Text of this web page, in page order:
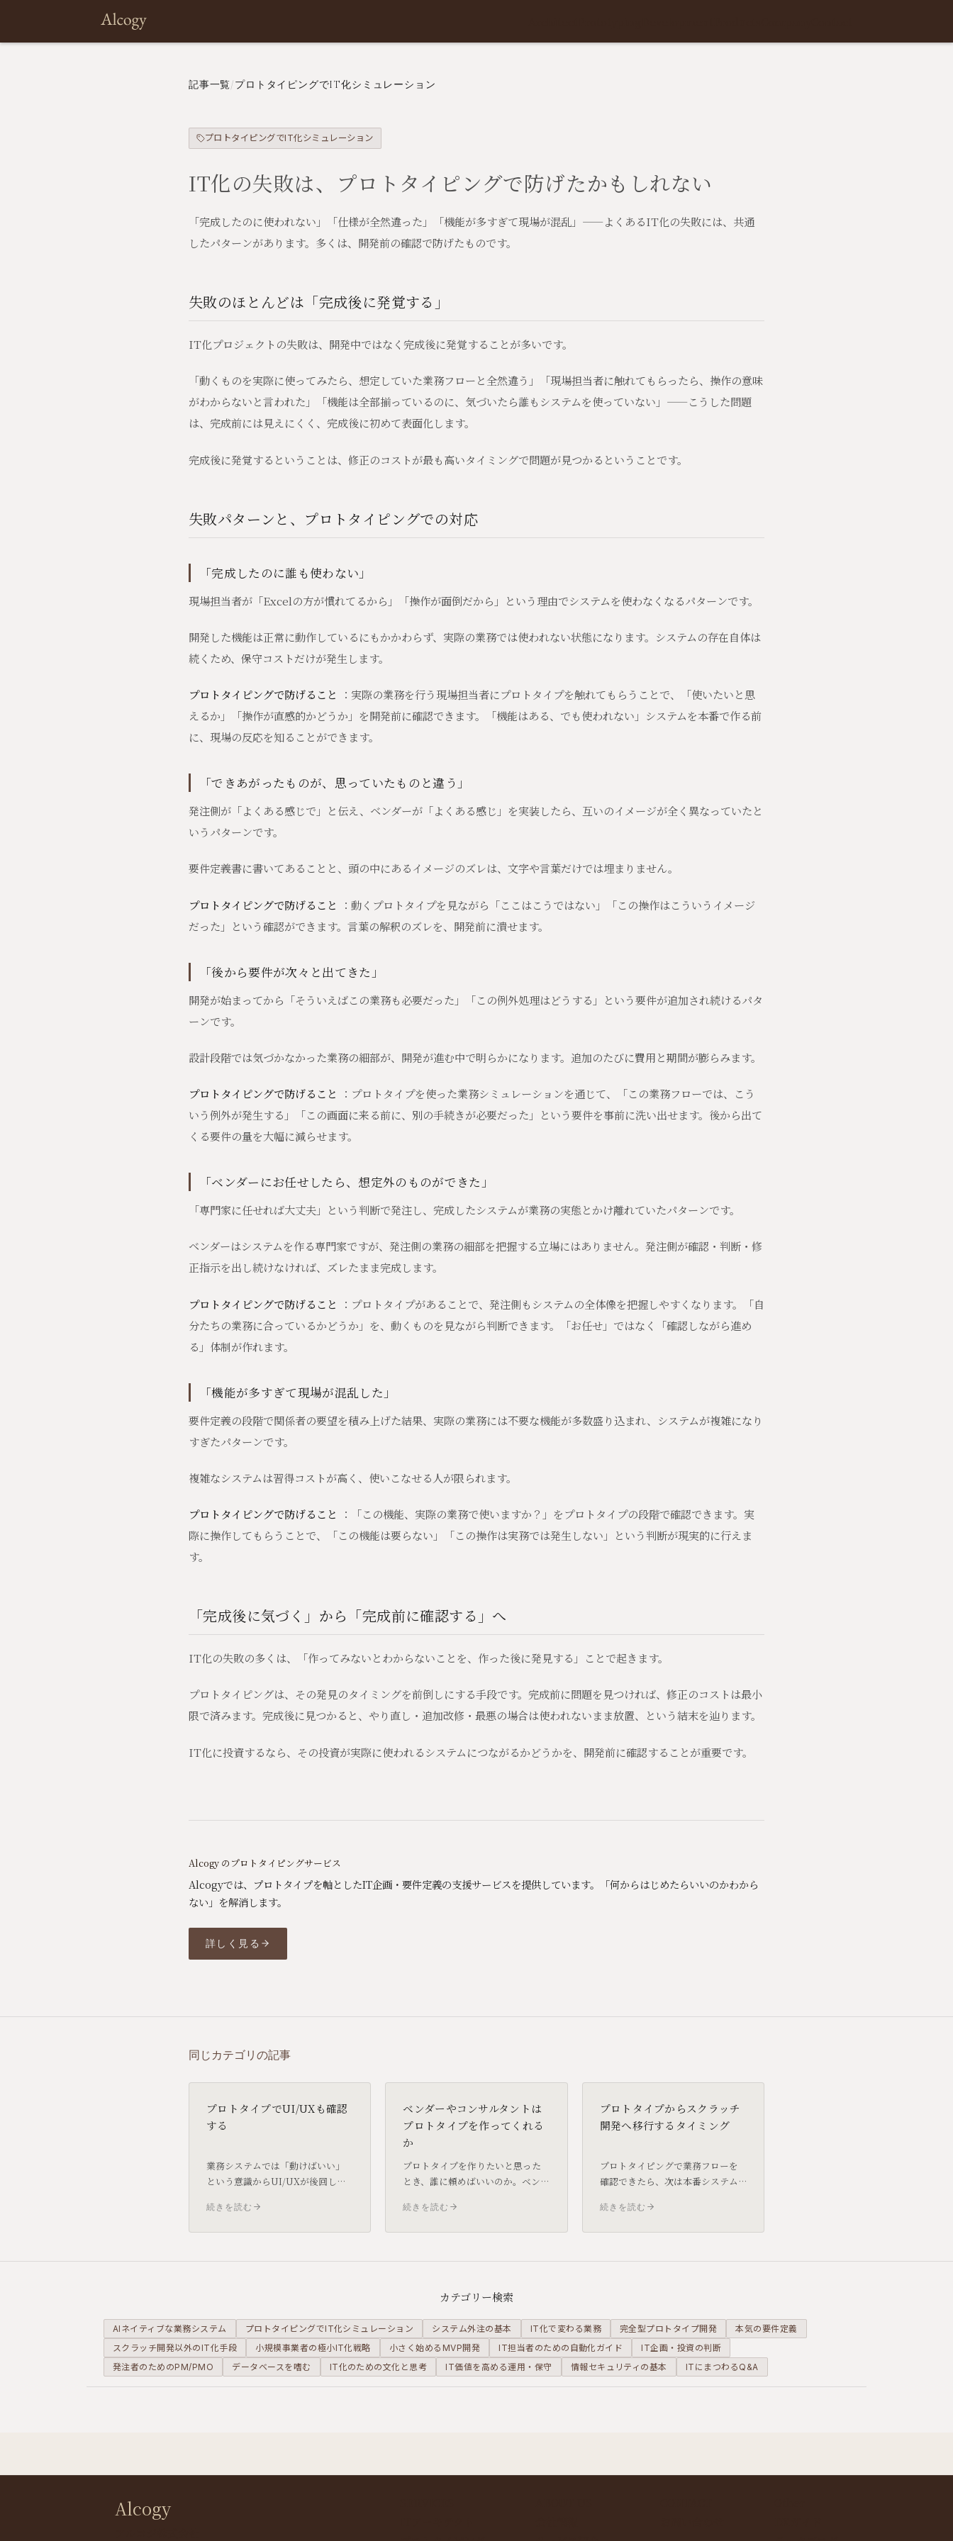
記事一覧/プロトタイピングでIT化シミュレーション
プロトタイピングでIT化シミュレーション
IT化の失敗は、プロトタイピングで防げたかもしれない
「完成したのに使われない」「仕様が全然違った」「機能が多すぎて現場が混乱」——よくあるIT化の失敗には、共通
したパターンがあります。多くは、開発前の確認で防げたものです。
失敗のほとんどは「完成後に発覚する」
IT化プロジェクトの失敗は、開発中ではなく完成後に発覚することが多いです。
「動くものを実際に使ってみたら、想定していた業務フローと全然違う」「現場担当者に触れてもらったら、操作の意味
がわからないと言われた」「機能は全部揃っているのに、気づいたら誰もシステムを使っていない」——こうした問題
は、完成前には見えにくく、完成後に初めて表面化します。
完成後に発覚するということは、修正のコストが最も高いタイミングで問題が見つかるということです。
失敗パターンと、プロトタイピングでの対応
「完成したのに誰も使わない」
現場担当者が「Excelの方が慣れてるから」「操作が面倒だから」という理由でシステムを使わなくなるパターンです。
開発した機能は正常に動作しているにもかかわらず、実際の業務では使われない状態になります。システムの存在自体は
続くため、保守コストだけが発生します。
プロトタイピングで防げること
：実際の業務を行う現場担当者にプロトタイプを触れてもらうことで、「使いたいと思
えるか」「操作が直感的かどうか」を開発前に確認できます。「機能はある、でも使われない」システムを本番で作る前
に、現場の反応を知ることができます。
「できあがったものが、思っていたものと違う」
発注側が「よくある感じで」と伝え、ベンダーが「よくある感じ」を実装したら、互いのイメージが全く異なっていたと
いうパターンです。
要件定義書に書いてあることと、頭の中にあるイメージのズレは、文字や言葉だけでは埋まりません。
プロトタイピングで防げること
：動くプロトタイプを見ながら「ここはこうではない」「この操作はこういうイメージ
だった」という確認ができます。言葉の解釈のズレを、開発前に潰せます。
「後から要件が次々と出てきた」
開発が始まってから「そういえばこの業務も必要だった」「この例外処理はどうする」という要件が追加され続けるパタ
ーンです。
設計段階では気づかなかった業務の細部が、開発が進む中で明らかになります。追加のたびに費用と期間が膨らみます。
プロトタイピングで防げること
：プロトタイプを使った業務シミュレーションを通じて、「この業務フローでは、こう
いう例外が発生する」「この画面に来る前に、別の手続きが必要だった」という要件を事前に洗い出せます。後から出て
くる要件の量を大幅に減らせます。
「ベンダーにお任せしたら、想定外のものができた」
「専門家に任せれば大丈夫」という判断で発注し、完成したシステムが業務の実態とかけ離れていたパターンです。
ベンダーはシステムを作る専門家ですが、発注側の業務の細部を把握する立場にはありません。発注側が確認・判断・修
正指示を出し続けなければ、ズレたまま完成します。
プロトタイピングで防げること
：プロトタイプがあることで、発注側もシステムの全体像を把握しやすくなります。「自
分たちの業務に合っているかどうか」を、動くものを見ながら判断できます。「お任せ」ではなく「確認しながら進め
る」体制が作れます。
「機能が多すぎて現場が混乱した」
要件定義の段階で関係者の要望を積み上げた結果、実際の業務には不要な機能が多数盛り込まれ、システムが複雑になり
すぎたパターンです。
複雑なシステムは習得コストが高く、使いこなせる人が限られます。
プロトタイピングで防げること
：「この機能、実際の業務で使いますか？」をプロトタイプの段階で確認できます。実
際に操作してもらうことで、「この機能は要らない」「この操作は実務では発生しない」という判断が現実的に行えま
す。
「完成後に気づく」から「完成前に確認する」へ
IT化の失敗の多くは、「作ってみないとわからないことを、作った後に発見する」ことで起きます。
プロトタイピングは、その発見のタイミングを前倒しにする手段です。完成前に問題を見つければ、修正のコストは最小
限で済みます。完成後に見つかると、やり直し・追加改修・最悪の場合は使われないまま放置、という結末を辿ります。
IT化に投資するなら、その投資が実際に使われるシステムにつながるかどうかを、開発前に確認することが重要です。
Alcogy のプロトタイピングサービス
Alcogyでは、プロトタイプを軸としたIT企画・要件定義の支援サービスを提供しています。「何からはじめたらいいのかわから
ない」を解消します。
詳しく見る
同じカテゴリの記事
プロトタイプでUI/UXも確認
する
業務システムでは「動けばいい」
という意識からUI/UXが後回しに
テムの使いやすさは、業務効率に
す。
続きを読む
ベンダーやコンサルタントは
プロトタイプを作ってくれる
か
プロトタイプを作りたいと思った
とき、誰に頼めばいいのか。ベンダ
ントに依頼した場合の実態を整理
続きを読む
プロトタイプからスクラッチ
開発へ移行するタイミング
プロトタイピングで業務フローを
確認できたら、次は本番システム
スクラッチ開発に向けて整えてお
続きを読む
カテゴリー検索
AIネイティブな業務システム プロトタイピングでIT化シミュレーション システム外注の基本 IT化で変わる業務 完全型プロトタイプ開発
本気の要件定義
スクラッチ開発以外のIT化手段
小規模事業者の極小IT化戦略 小さく始めるMVP開発 IT担当者のための自動化ガイド
IT企画・投資の判断
発注者のためのPM/PMO
データベースを嗜む IT化のための文化と思考 IT価値を高める運用・保守 情報セキュリティの基本 ITにまつわるQ&A
Alcogy